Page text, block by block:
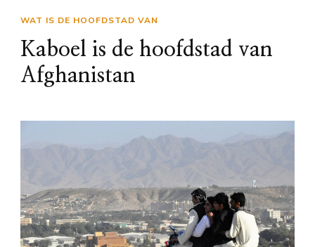
WAT IS DE HOOFDSTAD VAN
Kaboel is de hoofdstad van
Afghanistan